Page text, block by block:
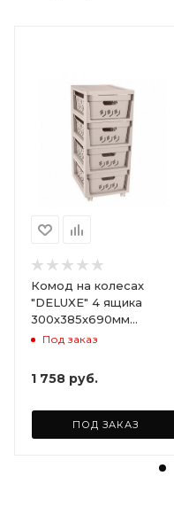
Комод на колесах
"DELUXE" 4 ящика
300х385х690мм
(Светло-бежевый)
Под заказ
1 758 руб.
ПОД ЗАКАЗ